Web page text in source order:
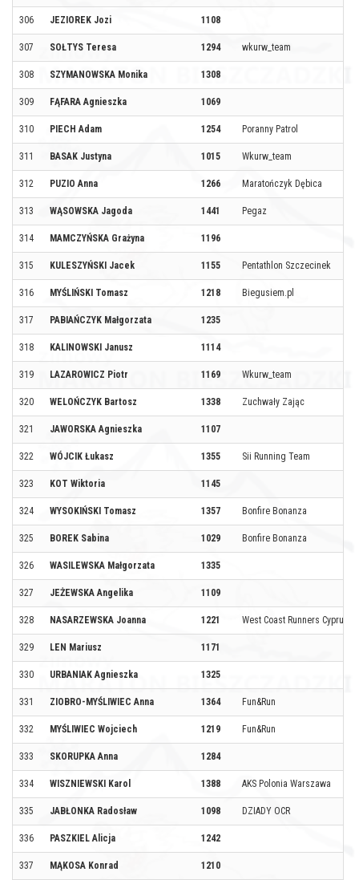
306 JEZIOREK Jozi 1108
307 SOŁTYS Teresa 1294 wkurw_team
308 SZYMANOWSKA Monika 1308
309 FĄFARA Agnieszka 1069
310 PIECH Adam 1254 Poranny Patrol
311 BASAK Justyna 1015 Wkurw_team
312 PUZIO Anna 1266 Maratończyk Dębica
313 WĄSOWSKA Jagoda 1441 Pegaz
314 MAMCZYŃSKA Grażyna 1196
315 KULESZYŃSKI Jacek 1155 Pentathlon Szczecinek
316 MYŚLIŃSKI Tomasz 1218 Biegusiem.pl
317 PABIAŃCZYK Małgorzata 1235
318 KALINOWSKI Janusz 1114
319 LAZAROWICZ Piotr 1169 Wkurw_team
320 WELOŃCZYK Bartosz 1338 Zuchwały Zając
321 JAWORSKA Agnieszka 1107
322 WÓJCIK Łukasz 1355 Sii Running Team
323 KOT Wiktoria 1145
324 WYSOKIŃSKI Tomasz 1357 Bonfire Bonanza
325 BOREK Sabina 1029 Bonfire Bonanza
326 WASILEWSKA Małgorzata 1335
327 JEŻEWSKA Angelika 1109
328 NASARZEWSKA Joanna 1221 West Coast Runners Cyprus
329 LEN Mariusz 1171
330 URBANIAK Agnieszka 1325
331 ZIOBRO-MYŚLIWIEC Anna 1364 Fun&Run
332 MYŚLIWIEC Wojciech 1219 Fun&Run
333 SKORUPKA Anna 1284
334 WISZNIEWSKI Karol 1388 AKS Polonia Warszawa
335 JABŁONKA Radosław 1098 DZIADY OCR
336 PASZKIEL Alicja 1242
337 MĄKOSA Konrad 1210